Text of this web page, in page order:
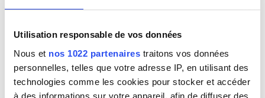
Utilisation responsable de vos données
Nous et nos 1022 partenaires traitons vos données
personnelles, telles que votre adresse IP, en utilisant des
technologies comme les cookies pour stocker et accéder
à des informations sur votre appareil, afin de diffuser des
La Vierge et l'Enfant
Quinten Massys (réplique)